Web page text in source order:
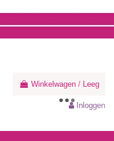
Winkelwagen / Leeg
Inloggen